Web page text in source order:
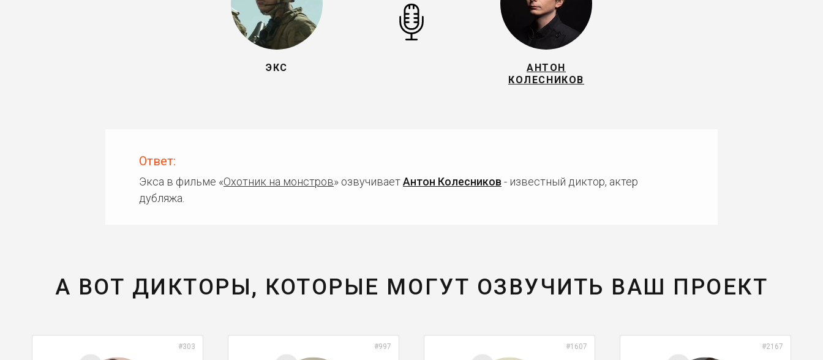
ЭКС
АНТОН
КОЛЕСНИКОВ
Ответ:
Экса в фильме «Охотник на монстров» озвучиваетАнтон Колесников - известный диктор, актер
дубляжа.
А ВОТ ДИКТОРЫ, КОТОРЫЕ МОГУТ ОЗВУЧИТЬ ВАШ ПРОЕКТ
#303 #997 #1607 #2167